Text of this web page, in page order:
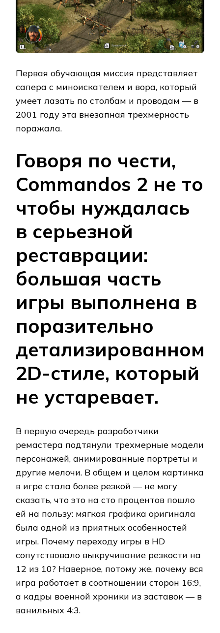
Первая обучающая миссия представляет
сапера с миноискателем и вора, который
умеет лазать по столбам и проводам — в
2001 году эта внезапная трехмерность
поражала.
Говоря по чести,
Commandos 2 не то
чтобы нуждалась
в серьезной
реставрации:
большая часть
игры выполнена в
поразительно
детализированном
2D-стиле, который
не устаревает.
В первую очередь разработчики
ремастера подтянули трехмерные модели
персонажей, анимированные портреты и
другие мелочи. В общем и целом картинка
в игре стала более резкой — не могу
сказать, что это на сто процентов пошло
ей на пользу: мягкая графика оригинала
была одной из приятных особенностей
игры. Почему переходу игры в HD
сопутствовало выкручивание резкости на
12 из 10? Наверное, потому же, почему вся
игра работает в соотношении сторон 16:9,
а кадры военной хроники из заставок — в
ванильных 4:3.